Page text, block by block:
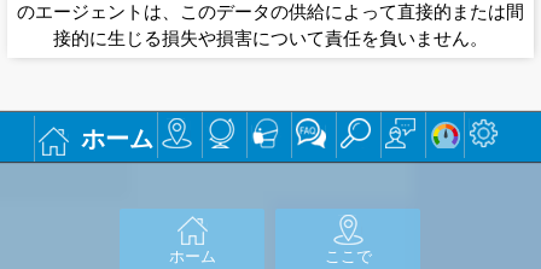
のエージェントは、このデータの供給によって直接的または間
接的に生じる損失や損害について責任を負いません。
ホーム
ホーム ここで